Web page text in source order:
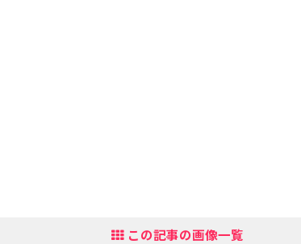
この記事の画像一覧